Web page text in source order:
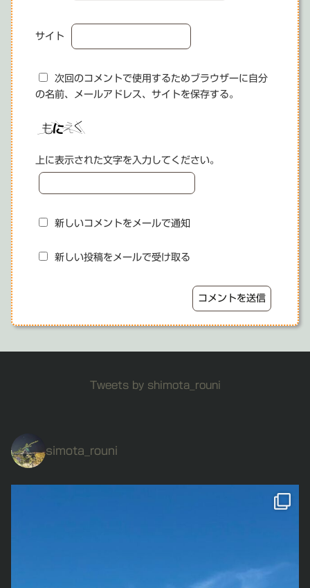
サイト
次回のコメントで使用するためブラウザーに自分
の名前、メールアドレス、サイトを保存する。
上に表示された文字を入力してください。
新しいコメントをメールで通知
新しい投稿をメールで受け取る
Tweets by shimota_rouni
simota_rouni
私の誕